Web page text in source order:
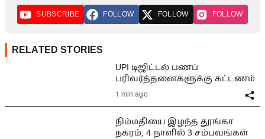
SUBSCRIBE FOLLOW FOLLOW FOLLOW
RELATED STORIES
UPI டிஜிட்டல் பணப்
பரிவர்த்தனைகளுக்கு கட்டணம்
1 min ago
நிம்மதியை இழந்த தூங்கா
நகரம், 4 நாளில் 3 சம்பவங்கள்